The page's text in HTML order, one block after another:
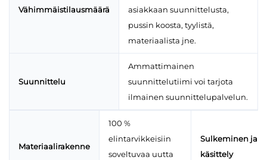
Vähimmäistilausmäärä
asiakkaan suunnittelusta,
pussin koosta, tyylistä,
materiaalista jne.
Suunnittelu
Ammattimainen
suunnittelutiimi voi tarjota
ilmainen suunnittelupalvelun.
Materiaalirakenne
100 %
elintarvikkeisiin
soveltuvaa uutta
Sulkeminen ja
käsittely